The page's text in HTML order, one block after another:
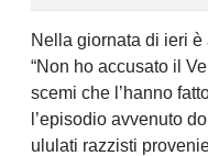
Nella giornata di ieri
“Non ho accusato il
scemi che l’hanno
l’episodio avvenuto
ululati razzisti